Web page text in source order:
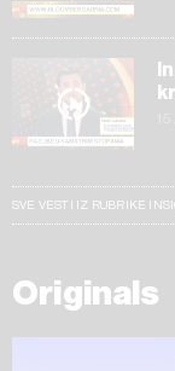
SVE VESTI IZ RUBRIKE
Originals